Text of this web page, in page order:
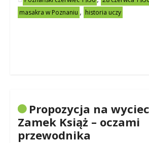
masakra w Poznaniu , historia uczy
Propozycja na
Zamek Książ – oczami
przewodnika